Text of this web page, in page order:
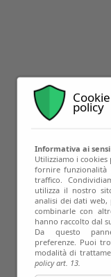
Set
Cookie
policy
Informativa ai sensi
Utilizziamo i
fornire funzionalità
traffico.
utilizza il nostro
analisi dei dati
combinarle con
hanno raccolto dal
Da questo
preferenze. Puoi
modalità di
policy art. 13.